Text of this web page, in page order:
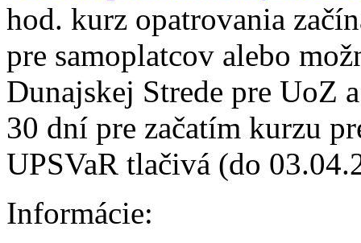
hod. kurz opatrovania
pre samoplatcov alebo
Dunajskej Strede pre UoZ
30 dní pre začatím kurzu
UPSVaR tlačivá (do
Informácie: